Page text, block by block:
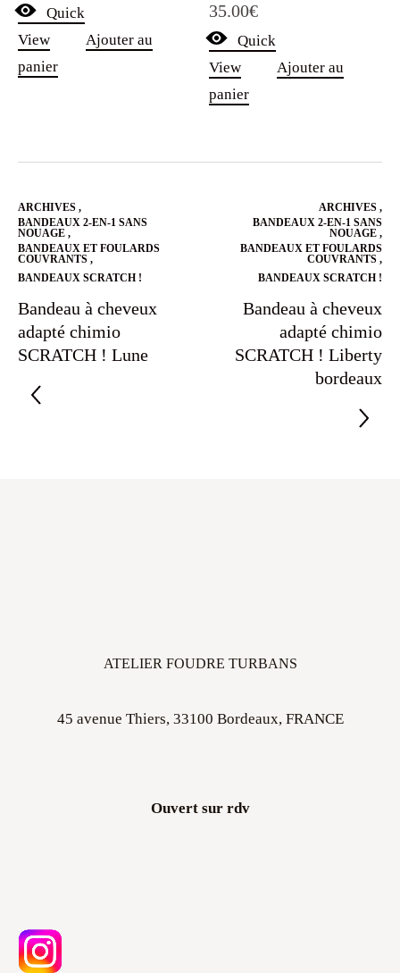
Quick
View
Ajouter au
panier
35.00€
Quick
View
Ajouter au
panier
ARCHIVES ,
BANDEAUX 2-EN-1 SANS
NOUAGE ,
BANDEAUX ET FOULARDS
COUVRANTS ,
BANDEAUX SCRATCH !
Bandeau à cheveux
adapté chimio
SCRATCH ! Lune
ARCHIVES ,
BANDEAUX 2-EN-1 SANS
NOUAGE ,
BANDEAUX ET FOULARDS
COUVRANTS ,
BANDEAUX SCRATCH !
Bandeau à cheveux
adapté chimio
SCRATCH ! Liberty
bordeaux
ATELIER FOUDRE TURBANS
45 avenue Thiers, 33100 Bordeaux, FRANCE
Ouvert sur rdv